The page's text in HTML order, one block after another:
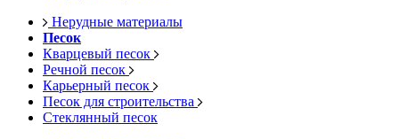
Нерудные материалы
Песок
Кварцевый песок
Речной песок
Карьерный песок
Песок для строительства
Стеклянный песок